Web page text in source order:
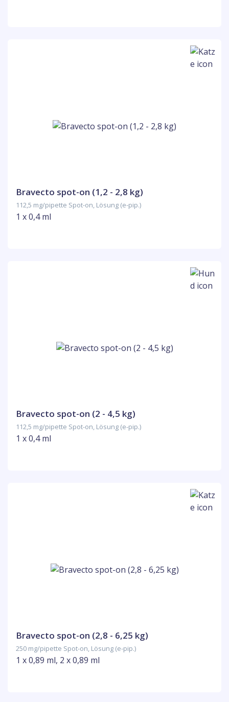
Bravecto spot-on (1,2 - 2,8 kg)
112,5 mg/pipette Spot-on, Lösung (e-pip.)
1 x 0,4 ml
Bravecto spot-on (2 - 4,5 kg)
112,5 mg/pipette Spot-on, Lösung (e-pip.)
1 x 0,4 ml
Bravecto spot-on (2,8 - 6,25 kg)
250 mg/pipette Spot-on, Lösung (e-pip.)
1 x 0,89 ml, 2 x 0,89 ml